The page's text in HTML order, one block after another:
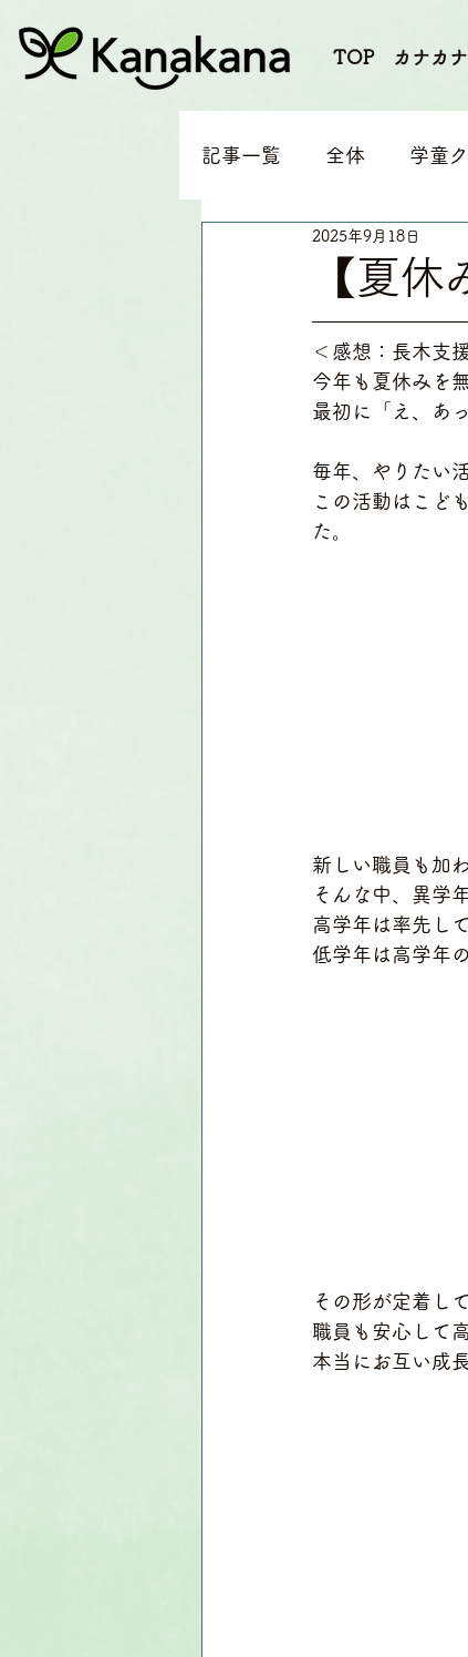
TOP カナカ
記事一覧 全体 学童
求人募集
【夏
2025年9月18日
＜感想：長木支
今年も夏休みを
最初に「え、あ
毎年、やりたい
この活動はこど
た。
新しい職員も加
そんな中、異学
高学年は率先し
低学年は高学年
その形が定着し
職員も安心して
本当にお互い成